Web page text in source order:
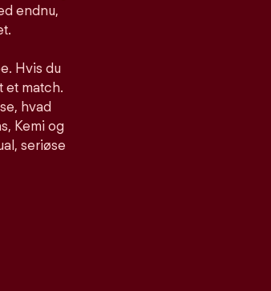
endnu,
Hvis du
et match.
hvad
Kemi og
seriøse